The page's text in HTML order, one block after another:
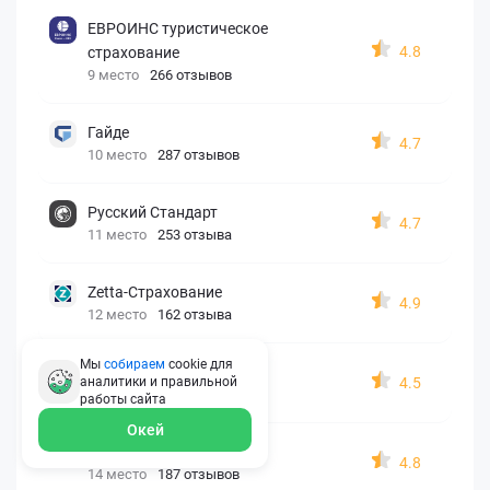
ЕВРОИНС туристическое
страхование
9 место 266 отзывов
4.8
Гайде
10 место 287 отзывов
4.7
Русский Стандарт
11 место 253 отзыва
4.7
Zetta-Страхование
12 место 162 отзыва
4.9
СберСтрахование
13 место 326 отзывов
4.5
Евроинс
14 место 187 отзывов
4.8
Мы собираем cookie для
аналитики и правильной
работы сайта
Окей